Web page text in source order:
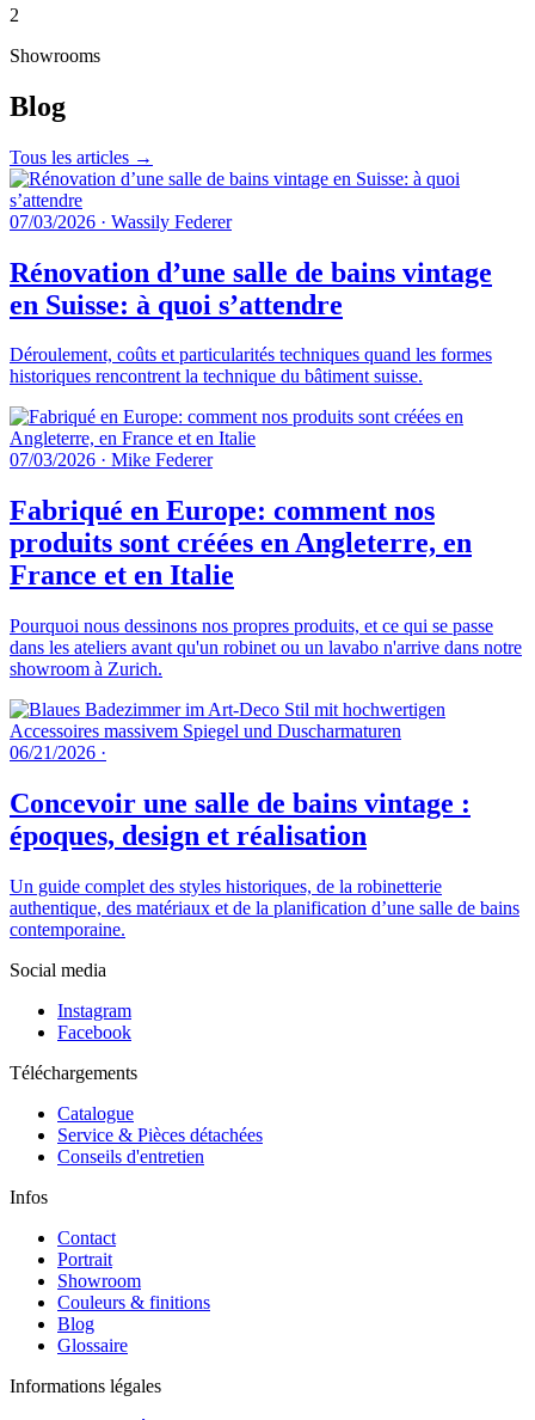
2
Showrooms
Blog
Tous les articles →
07/03/2026 · Wassily Federer
Rénovation d’une salle de bains vintage
en Suisse: à quoi s’attendre
Déroulement, coûts et particularités techniques quand les formes
historiques rencontrent la technique du bâtiment suisse.
07/03/2026 · Mike Federer
Fabriqué en Europe: comment nos
produits sont créées en Angleterre, en
France et en Italie
Pourquoi nous dessinons nos propres produits, et ce qui se passe
dans les ateliers avant qu'un robinet ou un lavabo n'arrive dans notre
showroom à Zurich.
06/21/2026 ·
Concevoir une salle de bains vintage :
époques, design et réalisation
Un guide complet des styles historiques, de la robinetterie
authentique, des matériaux et de la planification d’une salle de bains
contemporaine.
Social media
Instagram
Facebook
Téléchargements
Catalogue
Service & Pièces détachées
Conseils d'entretien
Infos
Contact
Portrait
Showroom
Couleurs & finitions
Blog
Glossaire
Informations légales